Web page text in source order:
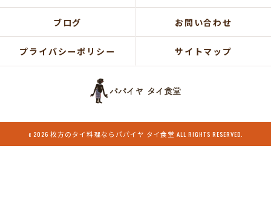
ブログ お問い合わせ
プライバシーポリシー サイトマップ
c 2026 枚方のタイ料理ならパパイヤ タイ食堂 ALL RIGHTS RESERVED.